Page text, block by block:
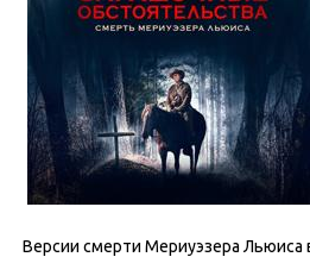
Версии смерти Мериуэзера Льюиса